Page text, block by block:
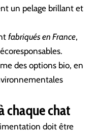
un pelage brillant et
fabriqués en France,
des options bio, en
chaque chat
doit être